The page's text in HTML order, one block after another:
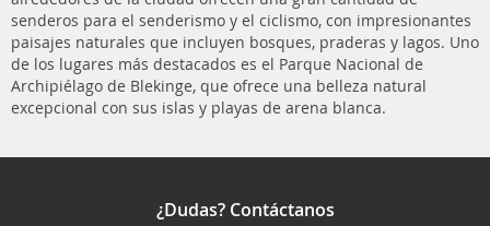
senderos para el senderismo y el ciclismo, con impresionantes
paisajes naturales que incluyen bosques, praderas y lagos. Uno
de los lugares más destacados es el Parque Nacional de
Archipiélago de Blekinge, que ofrece una belleza natural
excepcional con sus islas y playas de arena blanca.
¿Dudas? Contáctanos